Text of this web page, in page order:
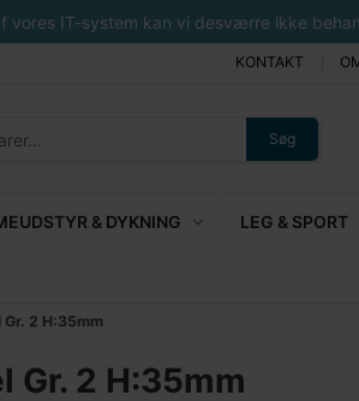
vores IT-system kan vi desværre ikke
KONTAKT
Søg
& DYKNING LEG & SPORT
2 H:35mm
Gr. 2 H:35mm